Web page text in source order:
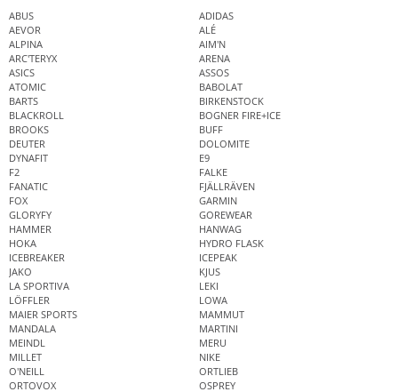
ABUS
ADIDAS
AEVOR
ALÉ
ALPINA
AIM'N
ARC'TERYX
ARENA
ASICS
ASSOS
ATOMIC
BABOLAT
BARTS
BIRKENSTOCK
BLACKROLL
BOGNER FIRE+ICE
BROOKS
BUFF
DEUTER
DOLOMITE
DYNAFIT
E9
F2
FALKE
FANATIC
FJÄLLRÄVEN
FOX
GARMIN
GLORYFY
GOREWEAR
HAMMER
HANWAG
HOKA
HYDRO FLASK
ICEBREAKER
ICEPEAK
JAKO
KJUS
LA SPORTIVA
LEKI
LÖFFLER
LOWA
MAIER SPORTS
MAMMUT
MANDALA
MARTINI
MEINDL
MERU
MILLET
NIKE
O'NEILL
ORTLIEB
ORTOVOX
OSPREY